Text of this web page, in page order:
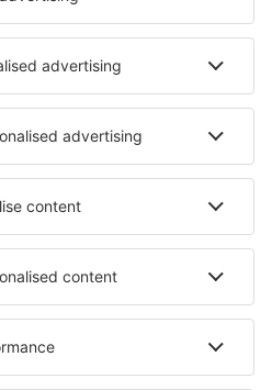
Hotels in King George
Hotels in Callao Salvaje
in Sort Hotels in Trisobbio